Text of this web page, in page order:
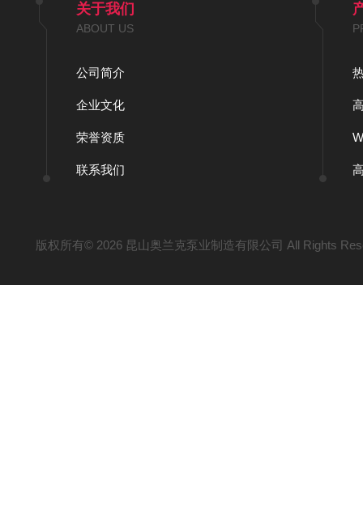
关于我们
ABOUT US
公司简介
企业文化
荣誉资质
联系我们
版权所有© 2026 昆山奥兰克泵业制造有限公司 All Rights